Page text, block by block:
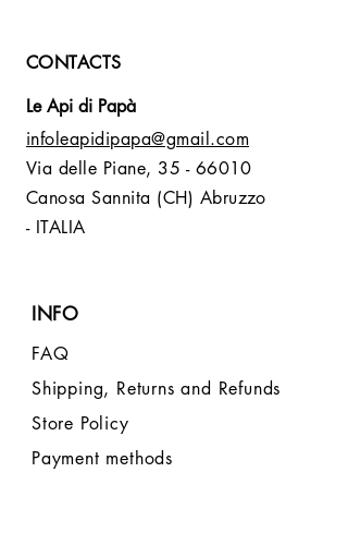
CONTACTS
Le Api di Papà
infoleapidipapa@gmail.com
Via delle Piane, 35 - 66010
Canosa Sannita (CH) Abruzzo
- ITALIA
INFO
FAQ
Shipping, Returns and Refunds
Store Policy
Payment methods